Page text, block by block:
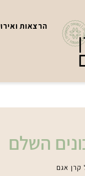
הרצאות
השלם
קרן אגם